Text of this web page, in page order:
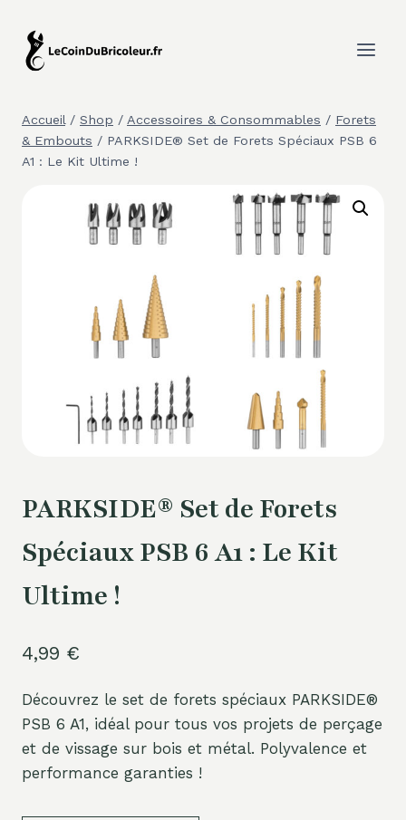
contenu
Accueil / Shop / Accessoires & Consommables / Forets
& Embouts / PARKSIDE® Set de Forets Spéciaux PSB 6
A1 : Le Kit Ultime !
PARKSIDE® Set de Forets
Spéciaux PSB 6 A1 : Le Kit
Ultime !
4,99 €
Découvrez le set de forets spéciaux PARKSIDE®
PSB 6 A1, idéal pour tous vos projets de perçage
et de vissage sur bois et métal. Polyvalence et
performance garanties !